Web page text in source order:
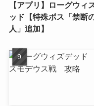
【アプリ】ローグウィ
ッド【特殊ボス「禁断
人」追加】